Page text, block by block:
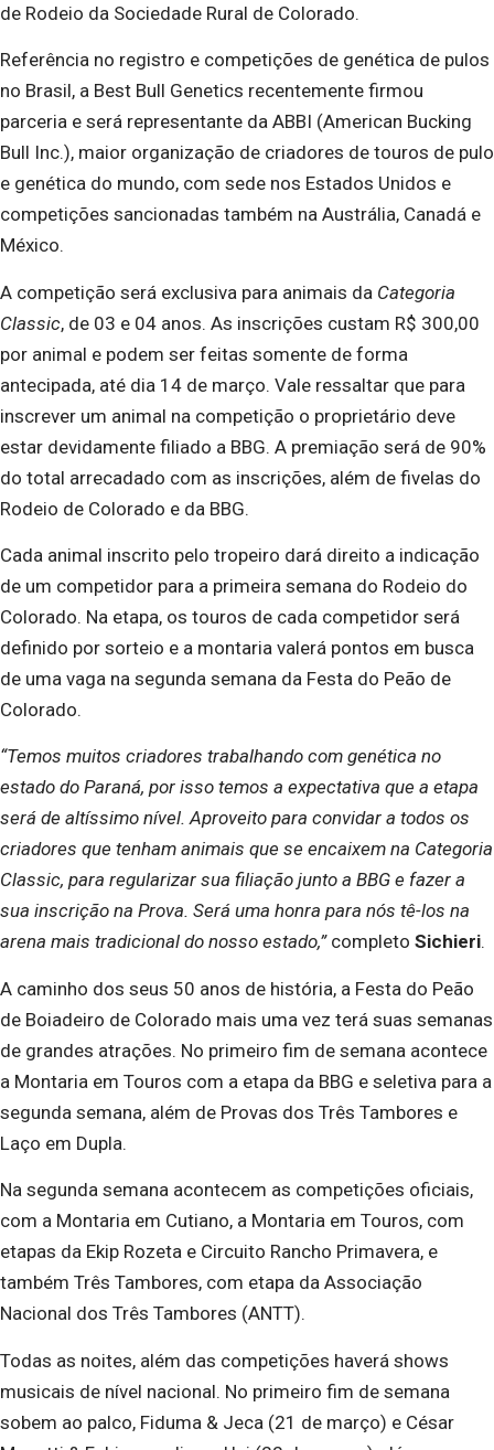
de Rodeio da Sociedade Rural de Colorado.
Referência no registro e competições de genética de pulos
no Brasil, a Best Bull Genetics recentemente firmou
parceria e será representante da ABBI (American Bucking
Bull Inc.), maior organização de criadores de touros de pulo
e genética do mundo, com sede nos Estados Unidos e
competições sancionadas também na Austrália, Canadá e
México.
A competição será exclusiva para animais da Categoria
Classic, de 03 e 04 anos. As inscrições custam R$ 300,00
por animal e podem ser feitas somente de forma
antecipada, até dia 14 de março. Vale ressaltar que para
inscrever um animal na competição o proprietário deve
estar devidamente filiado a BBG. A premiação será de 90%
do total arrecadado com as inscrições, além de fivelas do
Rodeio de Colorado e da BBG.
Cada animal inscrito pelo tropeiro dará direito a indicação
de um competidor para a primeira semana do Rodeio do
Colorado. Na etapa, os touros de cada competidor será
definido por sorteio e a montaria valerá pontos em busca
de uma vaga na segunda semana da Festa do Peão de
Colorado.
“Temos muitos criadores trabalhando com genética no
estado do Paraná, por isso temos a expectativa que a etapa
será de altíssimo nível. Aproveito para convidar a todos os
criadores que tenham animais que se encaixem na Categoria
Classic, para regularizar sua filiação junto a BBG e fazer a
sua inscrição na Prova. Será uma honra para nós tê-los na
arena mais tradicional do nosso estado,”completo Sichieri.
A caminho dos seus 50 anos de história, a Festa do Peão
de Boiadeiro de Colorado mais uma vez terá suas semanas
de grandes atrações. No primeiro fim de semana acontece
a Montaria em Touros com a etapa da BBG e seletiva para a
segunda semana, além de Provas dos Três Tambores e
Laço em Dupla.
Na segunda semana acontecem as competições oficiais,
com a Montaria em Cutiano, a Montaria em Touros, com
etapas da Ekip Rozeta e Circuito Rancho Primavera, e
também Três Tambores, com etapa da Associação
Nacional dos Três Tambores (ANTT).
Todas as noites, além das competições haverá shows
musicais de nível nacional. No primeiro fim de semana
sobem ao palco, Fiduma & Jeca (21 de março) e César